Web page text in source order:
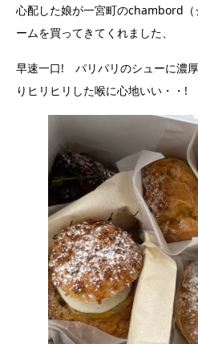
心配した娘が一宮町のchambord（
ームを買ってきてくれました、
早速一口! パリパリのシューに濃
りヒリヒリした喉に心地いい・・!